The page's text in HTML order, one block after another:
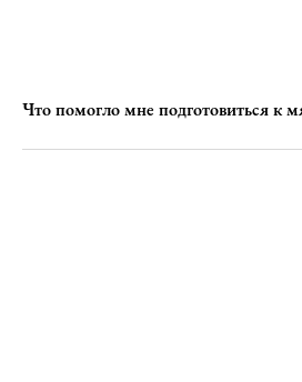
Что помогло мне подготовиться к